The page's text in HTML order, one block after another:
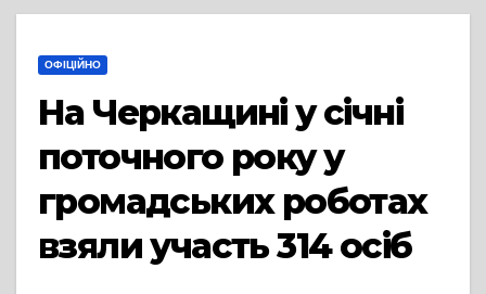
ОФІЦІЙНО
На Черкащині у січні
поточного року у
громадських роботах
взяли участь 314 осіб